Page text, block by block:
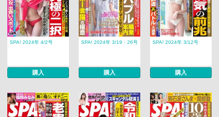
SPA! 2024年 4/2号
購入
SPA! 2024年 3/19・26号
購入
SPA! 2024年 3/12号
購入